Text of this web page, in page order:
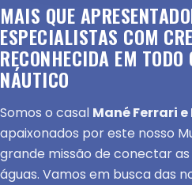
MAIS QUE
ESPECIALISTAS COM
RECONHECIDA EM TODO
NÁUTICO
Somos o casal Mané Ferrari
apaixonados por este nosso
grande missão de conectar
águas. Vamos em busca das